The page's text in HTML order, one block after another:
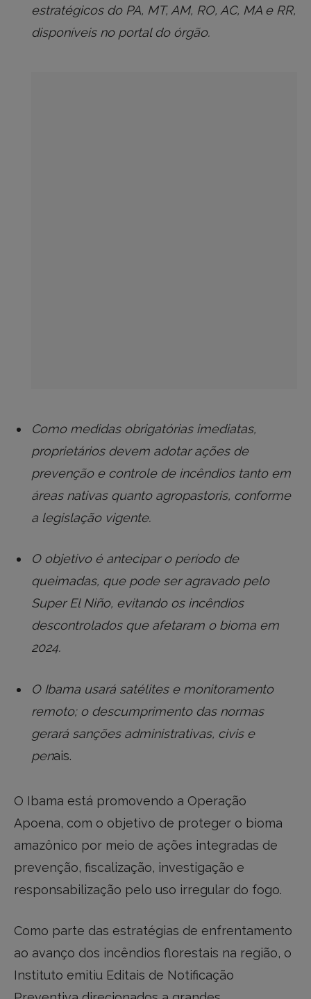
estratégicos do PA, MT, AM, RO, AC, MA e RR,
disponíveis no portal do órgão.
Como medidas obrigatórias imediatas,
proprietários devem adotar ações de
prevenção e controle de incêndios tanto em
áreas nativas quanto agropastoris, conforme
a legislação vigente.
O objetivo é antecipar o período de
queimadas, que pode ser agravado pelo
Super El Niño, evitando os incêndios
descontrolados que afetaram o bioma em
2024.
O Ibama usará satélites e monitoramento
remoto; o descumprimento das normas
gerará sanções administrativas, civis e
penais.
O Ibama está promovendo a Operação
Apoena, com o objetivo de proteger o bioma
amazônico por meio de ações integradas de
prevenção, fiscalização, investigação e
responsabilização pelo uso irregular do fogo.
Como parte das estratégias de enfrentamento
ao avanço dos incêndios florestais na região, o
Instituto emitiu Editais de Notificação